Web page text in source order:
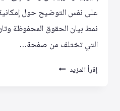
على نفس التوضيح حول
نمط بيان الحقوق المحفوظة
التي تختلف من صفحة…
إقرأ المزيد سبوتيفاي